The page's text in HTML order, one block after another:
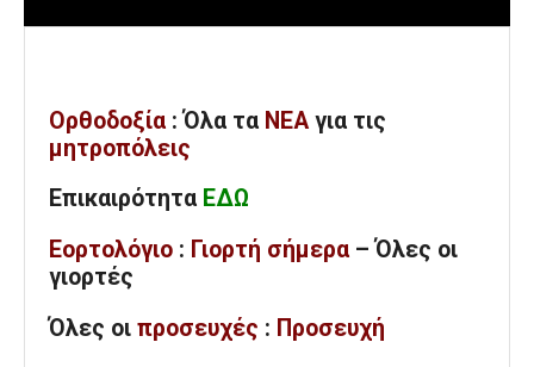
Ορθοδοξία : Όλα τα ΝΕΑ για τις
μητροπόλεις
Επικαιρότητα ΕΔΩ
Εορτολόγιο : Γιορτή σήμερα – Όλες οι
γιορτές
Όλες οι προσευχές : Προσευχή